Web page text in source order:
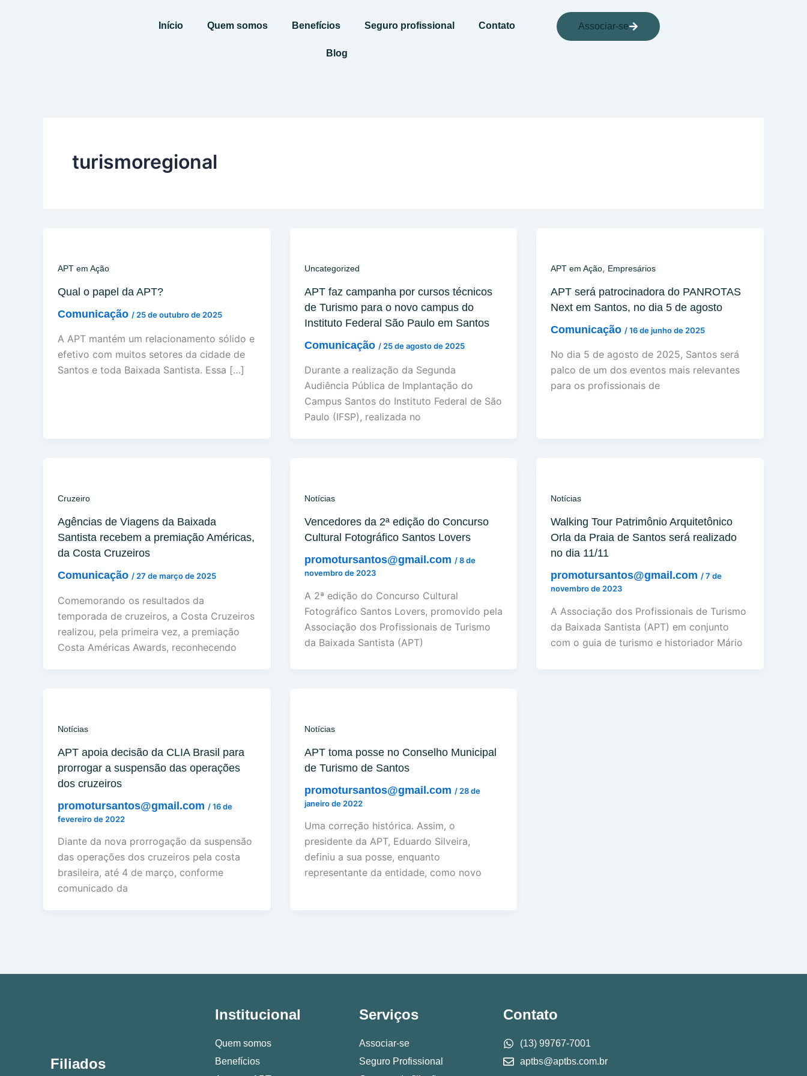
Início Quem somos Benefícios Seguro profissional Contato
Blog
Associar-se
turismoregional
APT em Ação
Qual o papel da APT?
Comunicação / 25 de outubro de 2025
A APT mantém um relacionamento sólido e
efetivo com muitos setores da cidade de
Santos e toda Baixada Santista. Essa […]
Uncategorized
APT faz campanha por cursos técnicos
de Turismo para o novo campus do
Instituto Federal São Paulo em Santos
Comunicação / 25 de agosto de 2025
Durante a realização da Segunda
Audiência Pública de Implantação do
Campus Santos do Instituto Federal de São
Paulo (IFSP), realizada no
APT em Ação, Empresários
APT será patrocinadora do PANROTAS
Next em Santos, no dia 5 de agosto
Comunicação /16 de junho de 2025
No dia 5 de agosto de 2025, Santos será
palco de um dos eventos mais relevantes
para os profissionais de
Cruzeiro
Agências de Viagens da Baixada
Santista recebem a premiação Américas,
da Costa Cruzeiros
Comunicação / 27 de março de 2025
Comemorando os resultados da
temporada de cruzeiros, a Costa Cruzeiros
realizou, pela primeira vez, a premiação
Costa Américas Awards, reconhecendo
Notícias
Vencedores da 2ª edição do Concurso
Cultural Fotográfico Santos Lovers
promotursantos@gmail.com /8 de
novembro de 2023
A 2ª edição do Concurso Cultural
Fotográfico Santos Lovers, promovido pela
Associação dos Profissionais de Turismo
da Baixada Santista (APT)
Notícias
Walking Tour Patrimônio Arquitetônico
Orla da Praia de Santos será realizado
no dia 11/11
promotursantos@gmail.com/7 de
novembro de 2023
A Associação dos Profissionais de Turismo
da Baixada Santista (APT) em conjunto
com o guia de turismo e historiador Mário
Notícias
APT apoia decisão da CLIA Brasil para
prorrogar a suspensão das operações
dos cruzeiros
promotursantos@gmail.com /16 de
fevereiro de 2022
Diante da nova prorrogação da suspensão
das operações dos cruzeiros pela costa
brasileira, até 4 de março, conforme
comunicado da
Notícias
APT toma posse no Conselho Municipal
de Turismo de Santos
promotursantos@gmail.com / 28 de
janeiro de 2022
Uma correção histórica. Assim, o
presidente da APT, Eduardo Silveira,
definiu a sua posse, enquanto
representante da entidade, como novo
Filiados
Institucional
Quem somos
Benefícios
Serviços
Associar-se
Seguro Profissional
Contato
(13) 99767-7001
aptbs@aptbs.com.br